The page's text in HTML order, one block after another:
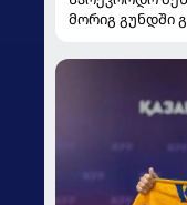
მორიგ გუნდში